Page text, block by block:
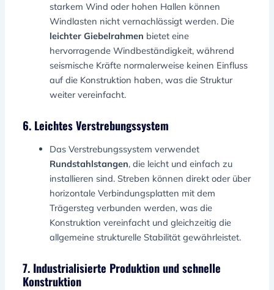
starkem Wind oder hohen Hallen können
Windlasten nicht vernachlässigt werden. Die
leichter Giebelrahmen bietet eine
hervorragende Windbeständigkeit, während
seismische Kräfte normalerweise keinen Einfluss
auf die Konstruktion haben, was die Struktur
weiter vereinfacht.
6. Leichtes Verstrebungssystem
Das Verstrebungssystem verwendet
Rundstahlstangen, die leicht und einfach zu
installieren sind. Streben können direkt oder über
horizontale Verbindungsplatten mit dem
Trägersteg verbunden werden, was die
Konstruktion vereinfacht und gleichzeitig die
allgemeine strukturelle Stabilität gewährleistet.
7. Industrialisierte Produktion und schnelle
Konstruktion